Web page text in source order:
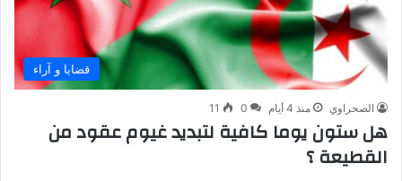
قضايا و آراء
الصحراوي منذ 4 أيام 0
11
هل ستون يوما كافية لتبديد غيوم عقود من
القطيعة ؟